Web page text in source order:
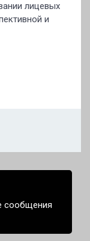
лицевых
и
сообщения